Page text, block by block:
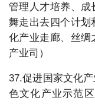
管理人才培养、成
舞走出去四个计划
化产业走廊、丝绸
产业司）
37.促进国家文化
色文化产业示范